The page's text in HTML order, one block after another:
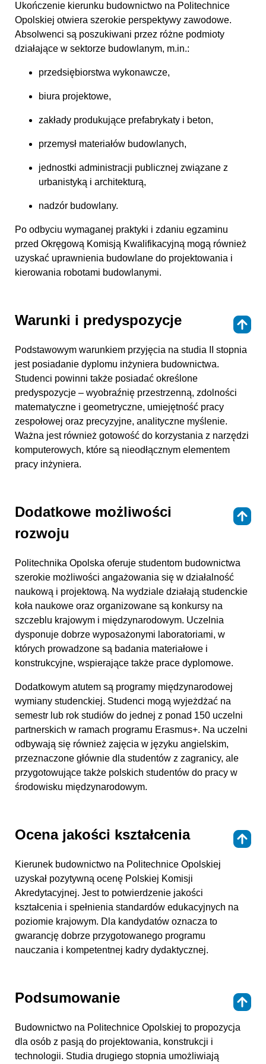
Ukończenie kierunku budownictwo na Politechnice
Opolskiej otwiera szerokie perspektywy zawodowe.
Absolwenci są poszukiwani przez różne podmioty
działające w sektorze budowlanym, m.in.:
przedsiębiorstwa wykonawcze,
biura projektowe,
zakłady produkujące prefabrykaty i beton,
przemysł materiałów budowlanych,
jednostki administracji publicznej związane z
urbanistyką i architekturą,
nadzór budowlany.
Po odbyciu wymaganej praktyki i zdaniu egzaminu
przed Okręgową Komisją Kwalifikacyjną mogą również
uzyskać uprawnienia budowlane do projektowania i
kierowania robotami budowlanymi.
Warunki i predyspozycje
Podstawowym warunkiem przyjęcia na studia II stopnia
jest posiadanie dyplomu inżyniera budownictwa.
Studenci powinni także posiadać określone
predyspozycje – wyobraźnię przestrzenną, zdolności
matematyczne i geometryczne, umiejętność pracy
zespołowej oraz precyzyjne, analityczne myślenie.
Ważna jest również gotowość do korzystania z narzędzi
komputerowych, które są nieodłącznym elementem
pracy inżyniera.
Dodatkowe możliwości
rozwoju
Politechnika Opolska oferuje studentom budownictwa
szerokie możliwości angażowania się w działalność
naukową i projektową. Na wydziale działają studenckie
koła naukowe oraz organizowane są konkursy na
szczeblu krajowym i międzynarodowym. Uczelnia
dysponuje dobrze wyposażonymi laboratoriami, w
których prowadzone są badania materiałowe i
konstrukcyjne, wspierające także prace dyplomowe.
Dodatkowym atutem są programy międzynarodowej
wymiany studenckiej. Studenci mogą wyjeżdżać na
semestr lub rok studiów do jednej z ponad 150 uczelni
partnerskich w ramach programu Erasmus+. Na uczelni
odbywają się również zajęcia w języku angielskim,
przeznaczone głównie dla studentów z zagranicy, ale
przygotowujące także polskich studentów do pracy w
środowisku międzynarodowym.
Ocena jakości kształcenia
Kierunek budownictwo na Politechnice Opolskiej
uzyskał pozytywną ocenę Polskiej Komisji
Akredytacyjnej. Jest to potwierdzenie jakości
kształcenia i spełnienia standardów edukacyjnych na
poziomie krajowym. Dla kandydatów oznacza to
gwarancję dobrze przygotowanego programu
nauczania i kompetentnej kadry dydaktycznej.
Podsumowanie
Budownictwo na Politechnice Opolskiej to propozycja
dla osób z pasją do projektowania, konstrukcji i
technologii. Studia drugiego stopnia umożliwiają